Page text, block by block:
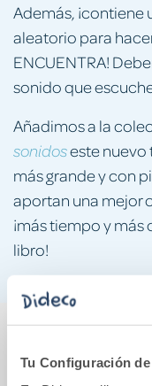
Tu Configuración
Además, ¡contiene
aleatorio para
ENCUENTRA!
sonido que
Añadimos a la
sonidoseste
más grande y con
aportan una mejor
¡más tiempo y
libro!